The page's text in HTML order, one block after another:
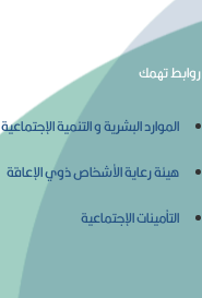
روابط تهمك
الموارد البشرية و التنمية الإجتماعية
هيئة رعاية الأشخاص ذوي الإعاقة
التأمينات الإجتماعية